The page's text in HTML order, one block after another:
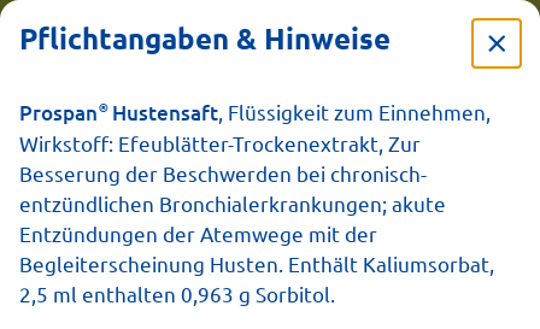
Alle Prospan
Produkte
Spürbar stark und nachgewiesen schnell bei
Pflichtangaben & Hinweise
Prospan®Hustensaft , Flüssigkeit zum Einnehmen,
Wirkstoff: Efeublätter-Trockenextrakt, Zur
Besserung der Beschwerden bei chronisch-
entzündlichen Bronchialerkrankungen; akute
Entzündungen der Atemwege mit der
Begleiterscheinung Husten. Enthält Kaliumsorbat,
2,5 ml enthalten 0,963 g Sorbitol.